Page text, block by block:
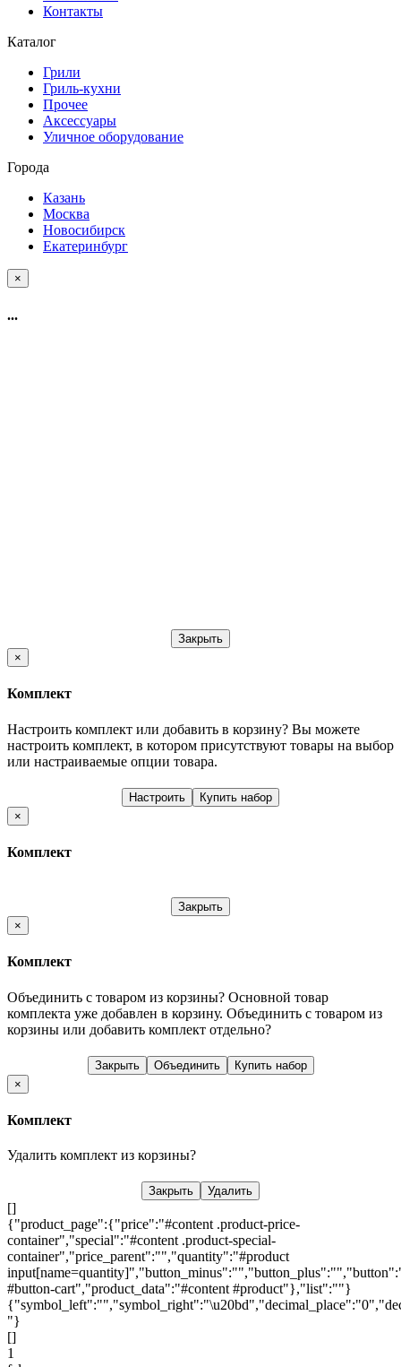
Контакты
Каталог
Грили
Гриль-кухни
Прочее
Аксессуары
Уличное оборудование
Города
Казань
Москва
Новосибирск
Екатеринбург
×
...
Закрыть
×
Комплект
Настроить комплект или добавить в корзину? Вы можете
настроить комплект, в котором присутствуют товары на выбор
или настраиваемые опции товара.
Настроить
Купить набор
×
Комплект
Закрыть
×
Комплект
Объединить с товаром из корзины? Основной товар
комплекта уже добавлен в корзину. Объединить с товаром из
корзины или добавить комплект отдельно?
Закрыть Объединить
Купить набор
×
Комплект
Удалить комплект из корзины?
Закрыть Удалить
[]
{"product_page":{"price":"#content .product-price-
container","special":"#content .product-special-
container","price_parent":"","quantity":"#product
#button-cart","product_data":"#content #product"},"list":""}
"}
[]
1